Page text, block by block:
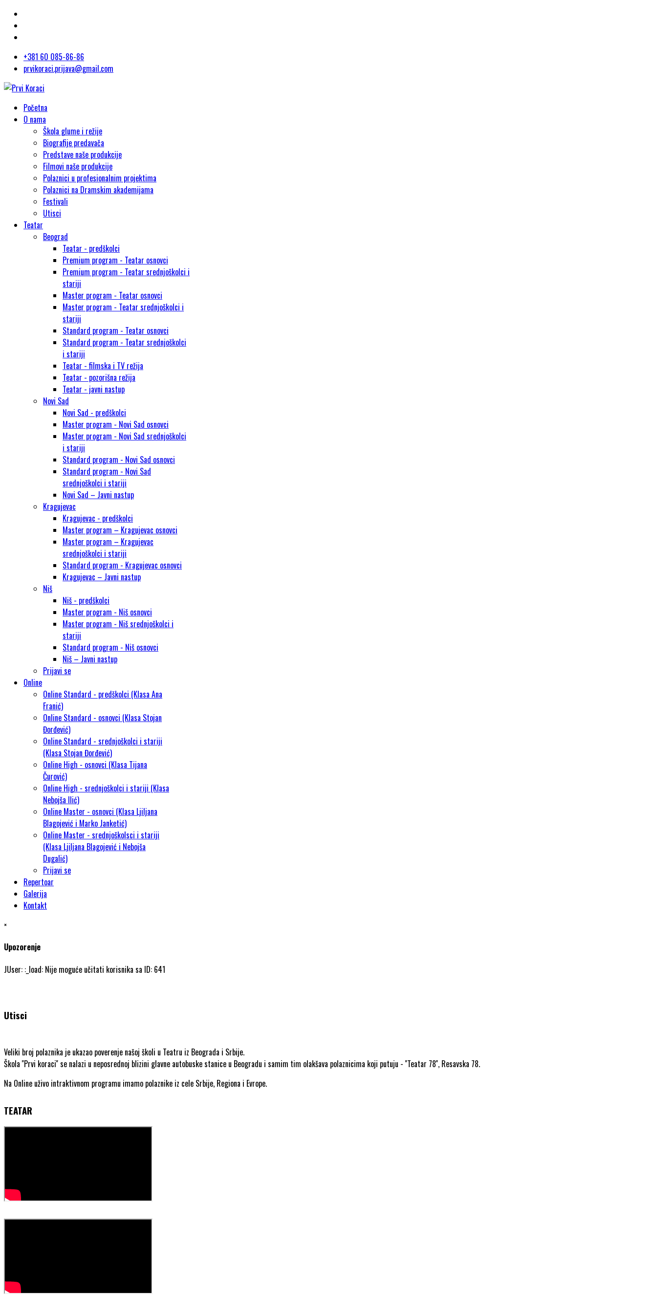
+381 60 085-86-86
prvikoraci.prijava@gmail.com
Početna
O nama
Škola glume i režije
Biografije predavača
Predstave naše produkcije
Filmovi naše produkcije
Polaznici u profesionalnim projektima
Polaznici na Dramskim akademijama
Festivali
Utisci
Teatar
Beograd
Teatar - predškolci
Premium program - Teatar osnovci
Premium program - Teatar srednjoškolci i
stariji
Master program - Teatar osnovci
Master program - Teatar srednjoškolci i
stariji
Standard program - Teatar osnovci
Standard program - Teatar srednjoškolci
i stariji
Teatar - filmska i TV režija
Teatar - pozorišna režija
Teatar - javni nastup
Novi Sad
Novi Sad - predškolci
Master program - Novi Sad osnovci
Master program - Novi Sad srednjoškolci
i stariji
Standard program - Novi Sad osnovci
Standard program - Novi Sad
srednjoškolci i stariji
Novi Sad – Javni nastup
Kragujevac
Kragujevac - predškolci
Master program – Kragujevac osnovci
Master program – Kragujevac
srednjoškolci i stariji
Standard program - Kragujevac osnovci
Kragujevac – Javni nastup
Niš
Niš - predškolci
Master program - Niš osnovci
Master program - Niš srednjoškolci i
stariji
Standard program - Niš osnovci
Niš – Javni nastup
Prijavi se
Online
Online Standard - predškolci (Klasa Ana
Franić)
Online Standard - osnovci (Klasa Stojan
Đorđević)
Online Standard - srednjoškolci i stariji
(Klasa Stojan Đorđević)
Online High - osnovci (Klasa Tijana
Čurović)
Online High - srednjoškolci i stariji (Klasa
Nebojša Ilić)
Online Master - osnovci (Klasa Ljiljana
Blagojević i Marko Janketić)
Online Master - srednjoškolsci i stariji
(Klasa Ljiljana Blagojević i Nebojša
Dugalić)
Prijavi se
Repertoar
Galerija
Kontakt
×
Upozorenje
JUser: :_load: Nije moguće učitati korisnika sa ID: 641
Utisci
Veliki broj polaznika je ukazao poverenje našoj školi u Teatru iz Beograda i Srbije.
Škola ''Prvi koraci'' se nalazi u neposrednoj blizini glavne autobuske stanice u Beogradu i samim tim olakšava polaznicima koji putuju - ''Teatar 78'', Resavska 78.
Na Online uživo intraktivnom programu imamo polaznike iz cele Srbije, Regiona i Evrope.
TEATAR